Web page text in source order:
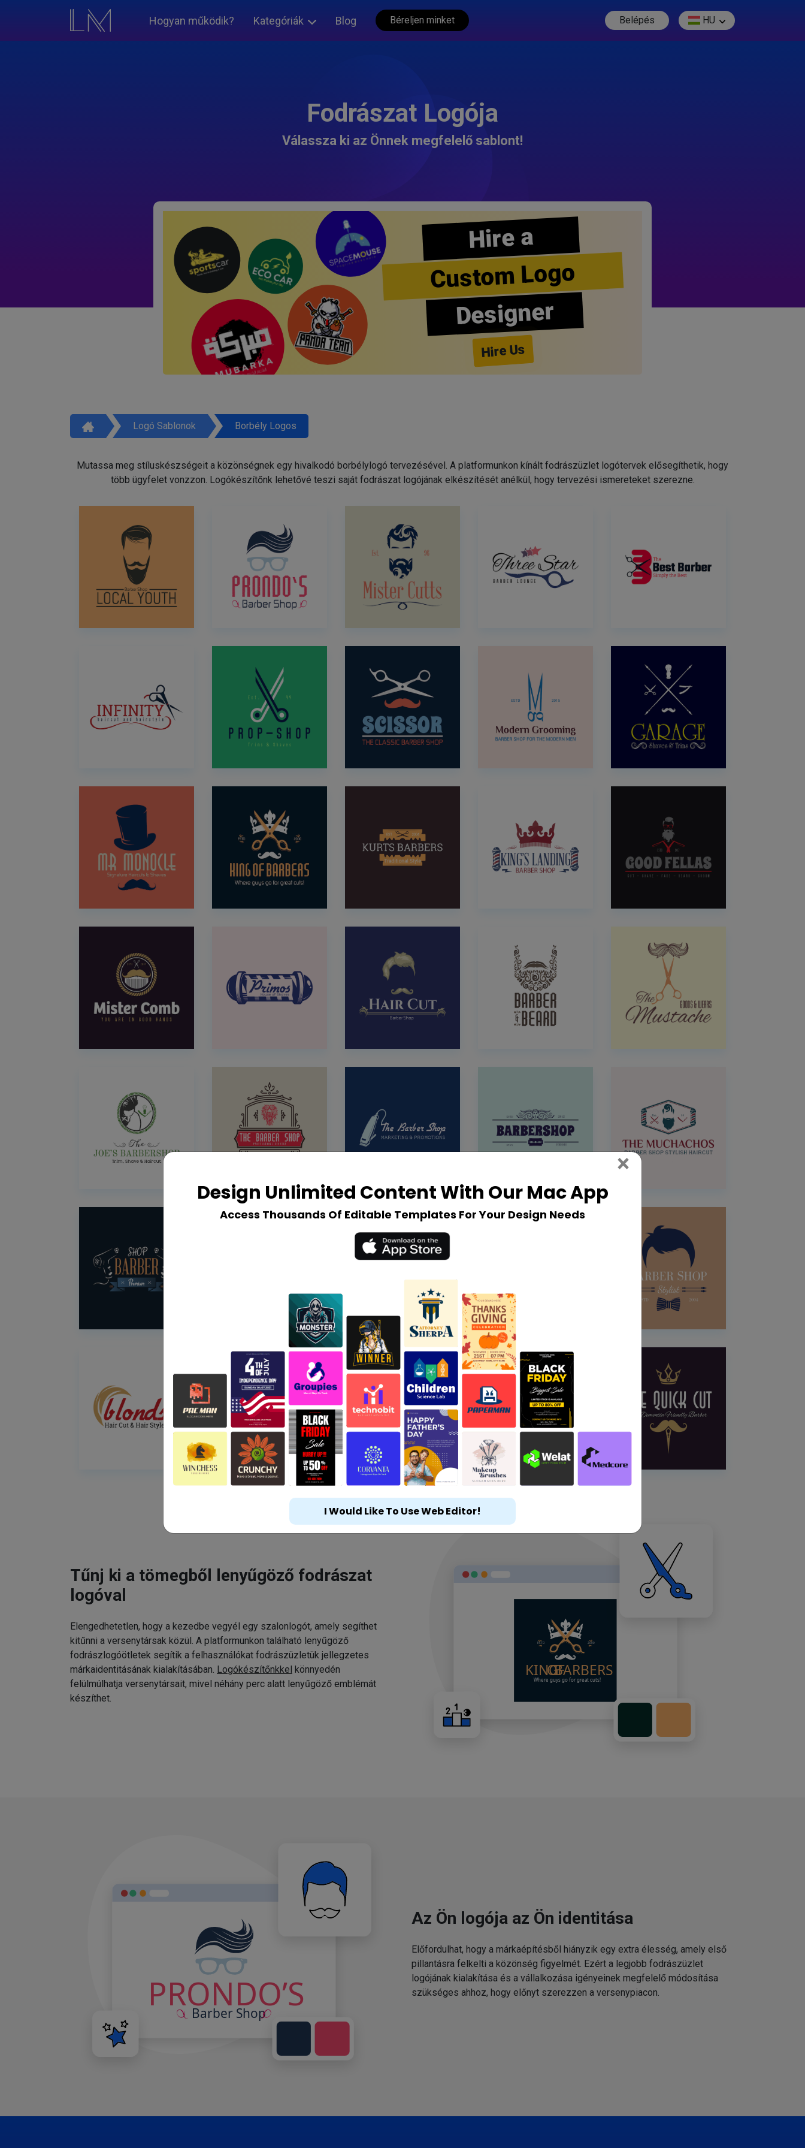
Hogyan működik? Kategóriák Blog Béreljen minket Belépés HU
Fodrászat Logója
Válassza ki az Önnek megfelelő sablont!
Hire a
Custom Logo
Designer
Hire Us
Logó Sablonok Borbély Logos
Mutassa meg stíluskészségeit a közönségnek egy hivalkodó borbélylogó tervezésével. A platformunkon kínált fodrászüzlet logótervek elősegíthetik, hogy
több ügyfelet vonzzon. Logókészítőnk lehetővé teszi saját fodrászat logójának elkészítését anélkül, hogy tervezési ismereteket szerezne.
Tűnj ki a tömegből lenyűgöző fodrászat
logóval
Elengedhetetlen, hogy a kezedbe vegyél egy szalonlogót, amely segíthet
kitűnni a versenytársak közül. A platformunkon található lenyűgöző
fodrászlogóötletek segítik a felhasználókat fodrászüzletük jellegzetes
márkaidentitásának kialakításában. Logókészítőnkkel könnyedén
felülmúlhatja versenytársait, mivel néhány perc alatt lenyűgöző emblémát
készíthet.
Az Ön logója az Ön identitása
Előfordulhat, hogy a márkaépítésből hiányzik egy extra élesség, amely első
pillantásra felkelti a közönség figyelmét. Ezért a legjobb fodrászüzlet
logójának kialakítása és a vállalkozása igényeinek megfelelő módosítása
szükséges ahhoz, hogy előnyt szerezzen a versenypiacon.
Design Unlimited Content With Our Mac App
Access Thousands Of Editable Templates For Your Design Needs
× Close
I Would Like To Use Web Editor!